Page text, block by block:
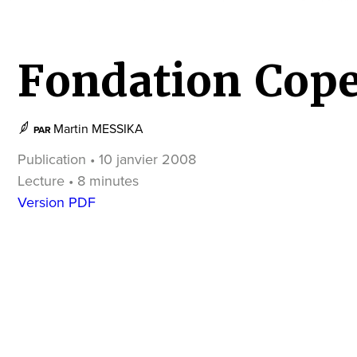
Fondation
PAR Martin MESSIKA
Publication • 10 janvier 2008
Lecture • 8 minutes
Version PDF